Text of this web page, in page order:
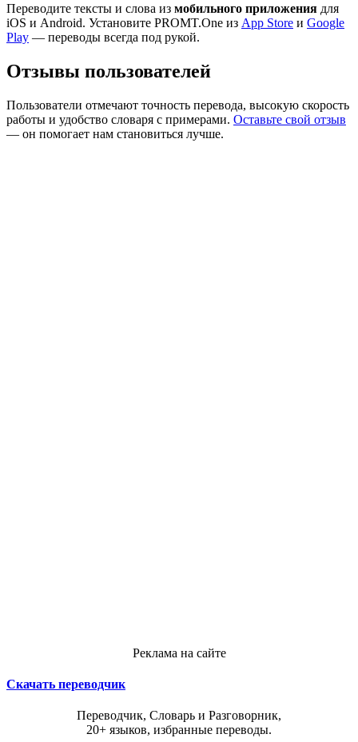
Переводите тексты и слова из мобильного приложения для
iOS и Android. Установите PROMT.One из App Store и Google
Play — переводы всегда под рукой.
Отзывы пользователей
Пользователи отмечают точность перевода, высокую скорость
работы и удобство словаря с примерами. Оставьте свой отзыв
— он помогает нам становиться лучше.
Реклама на сайте
Скачать переводчик
Переводчик, Словарь и Разговорник,
20+ языков, избранные переводы.